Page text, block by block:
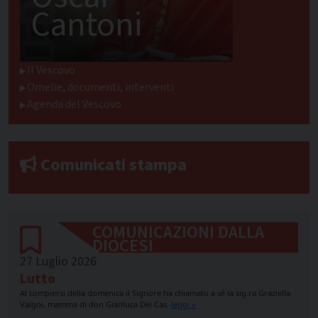
Cantoni
Il Vescovo
Omelie, documenti, interventi
Agenda del Vescovo
Comunicati stampa
COMUNICAZIONI DALLA
DIOCESI
27 Luglio 2026
Lutto
Al compiersi della domenica il Signore ha chiamato a sé la sig.ra Graziella
Valgoi, mamma di don Gianluca Dei Cas. leggi »